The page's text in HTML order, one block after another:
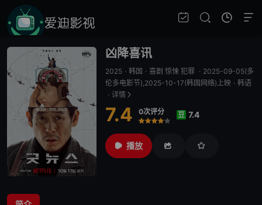
凶降喜讯
2025 · 韩国 · 喜剧 惊悚 犯罪 · 2025-09-05(多
伦多电影节),2025-10-17(韩国网络)上映 · 韩语
· 详情
7.4 0次评分
很差较差还行
推荐力荐
豆 7.4
播放